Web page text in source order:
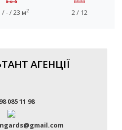
/ - / 23 м2 2 / 12
АГЕНЦІЇ
085 11 98